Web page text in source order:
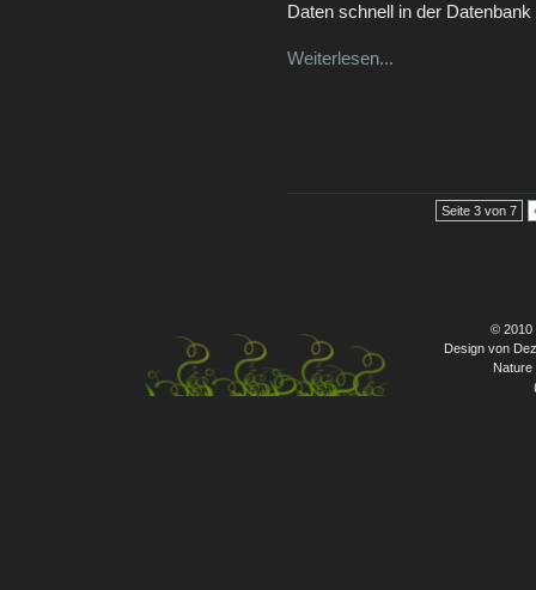
Daten schnell in der
Weiterlesen...
Seite 3 von 7
© 2010
Design von
Nature